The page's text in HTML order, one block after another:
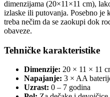
dimenzijama (20×11×11 cm),
izlaske ili putovanja. Posebno je
treba nečim da se zaokupi dok
obaveze.
Tehničke karakteristike
Dimenzije: 20 × 11 × 11
Napajanje: 3 × AA
Uzrast: 0 – 7 godina